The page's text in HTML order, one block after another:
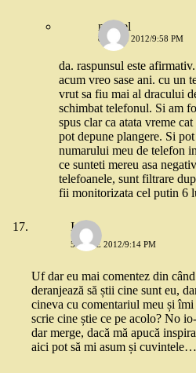
marcel
8 IULIE 2012/9:58 PM
da. raspunsul este
acum vreo sase ani. cu un
vrut sa fiu mai al dracului
schimbat telefonul. Si am
spus clar ca atata vreme
pot depune plangere. Si
numarului meu de telefon
ce sunteti mereu asa
telefoanele, sunt filtrare
fii monitorizata cel putin 6
Iuli
5 IULIE 2012/9:14 PM
Uf dar eu mai comentez din
deranjează să știi cine sunt eu,
cineva cu comentariul meu și
scrie cine știe ce pe acolo? No
dar merge, dacă mă apucă
aici pot să mi asum și